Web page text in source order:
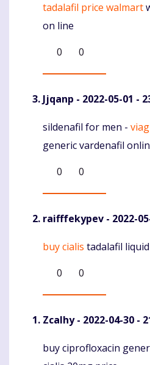
Komentaras
tadalafil price walmart
on line
0
0
Jjqanp - 2022-05-01 -
Komentaras
sildenafil for men -
generic vardenafil
0
0
raifffekypev - 2022-
Komentaras
buy cialis tadalafil liquid
0
0
Zcalhy- 2022-04-30 -
Komentaras
buy ciprofloxacin